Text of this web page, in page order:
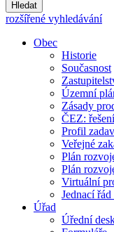
Hledat
rozšířené vyhledávání
Obec
Historie
Současnost
Územní
Zásady
ČEZ:
Profil
Veřejné
Plán
Plán
Virtuální
Jednací
Úřad
Úřední